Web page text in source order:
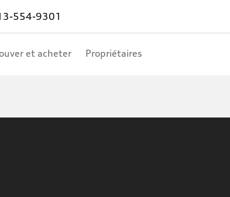
554-9301
et acheter Propriétaires